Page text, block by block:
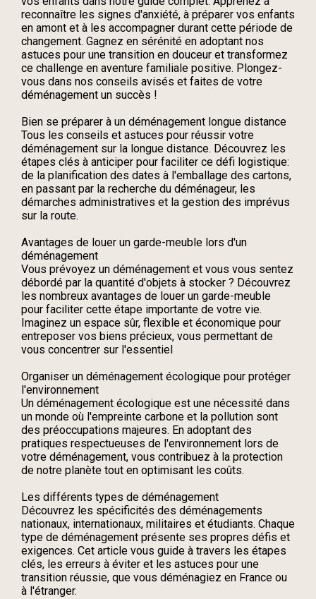
reconnaître les signes d'anxiété, à préparer vos enfants
en amont et à les accompagner durant cette période de
changement. Gagnez en sérénité en adoptant nos
astuces pour une transition en douceur et transformez
ce challenge en aventure familiale positive. Plongez-
vous dans nos conseils avisés et faites de votre
déménagement un succès !
Bien se préparer à un déménagement longue distance
Tous les conseils et astuces pour réussir votre
déménagement sur la longue distance. Découvrez les
étapes clés à anticiper pour faciliter ce défi logistique:
de la planification des dates à l'emballage des cartons,
en passant par la recherche du déménageur, les
démarches administratives et la gestion des imprévus
sur la route.
Avantages de louer un garde-meuble lors d'un
déménagement
Vous prévoyez un déménagement et vous vous sentez
débordé par la quantité d'objets à stocker ? Découvrez
les nombreux avantages de louer un garde-meuble
pour faciliter cette étape importante de votre vie.
Imaginez un espace sûr, flexible et économique pour
entreposer vos biens précieux, vous permettant de
vous concentrer sur l'essentiel
Organiser un déménagement écologique pour protéger
l'environnement
Un déménagement écologique est une nécessité dans
un monde où l'empreinte carbone et la pollution sont
des préoccupations majeures. En adoptant des
pratiques respectueuses de l'environnement lors de
votre déménagement, vous contribuez à la protection
de notre planète tout en optimisant les coûts.
Les différents types de déménagement
Découvrez les spécificités des déménagements
nationaux, internationaux, militaires et étudiants. Chaque
type de déménagement présente ses propres défis et
exigences. Cet article vous guide à travers les étapes
clés, les erreurs à éviter et les astuces pour une
transition réussie, que vous déménagiez en France ou
à l'étranger.